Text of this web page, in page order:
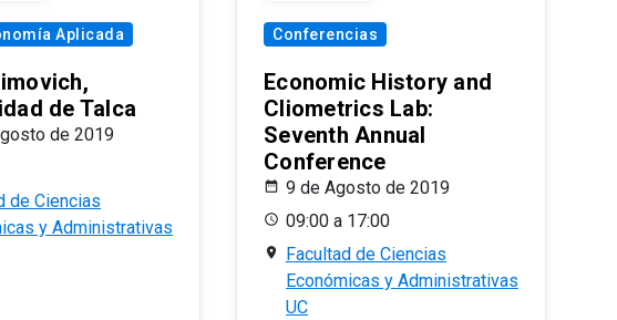
Aplicada
de Talca
de 2019
de Ciencias
y Administrativas
Conferencias
Economic History and
Cliometrics Lab:
Seventh Annual
Conference
9 de Agosto de 2019
09:00 a 17:00
Facultad de Ciencias
Económicas y Administrativas
UC